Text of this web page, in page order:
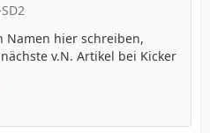
Namen hier schreiben,
v.N. Artikel bei Kicker